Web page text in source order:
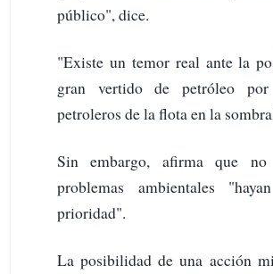
público", dice.
"Existe un temor real ante la
gran vertido de petróleo
petroleros de la flota en la
Sin embargo, afirma que
problemas ambientales
prioridad".
La posibilidad de una acción